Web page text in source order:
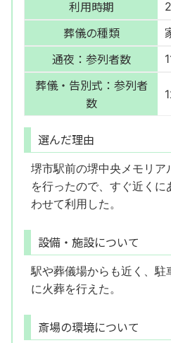
利用時期
葬儀の種類
通夜：参列者数
葬儀・告別式：参列者
数
選んだ理由
堺市駅前の堺中央メモリア
を行ったので、すぐ近く
わせて利用した。
設備・施設について
駅や葬儀場からも近く、駐
に火葬を行えた。
斎場の環境について